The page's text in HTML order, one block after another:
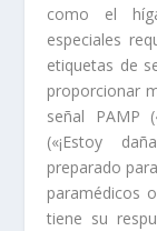
como el
especiales
etiquetas de
proporcionar
señal PAMP
(«¡Estoy
preparado
paramédicos
tiene su